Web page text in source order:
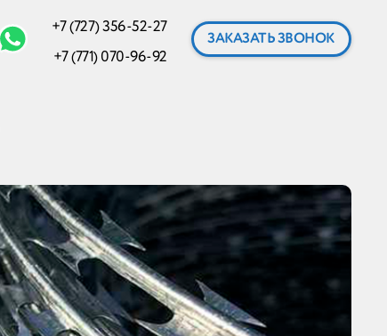
+7 (727) 356-52-27
+7 (771) 070-96-92
ЗАКАЗАТЬ ЗВОНОК